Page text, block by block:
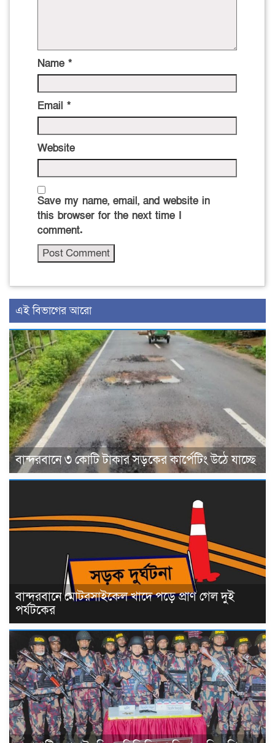
Name *
Email *
Website
Save my name, email, and website in
this browser for the next time I
comment.
এই বিভাগের আরো
বান্দরবানে ৩ কোটি টাকার সড়কের কার্পেটিং উঠে যাচ্ছে
বান্দরবানে মোটরসাইকেল খাদে পড়ে প্রাণ গেল দুই
পর্যটকের